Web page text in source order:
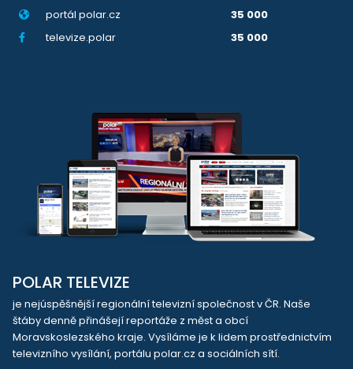
portál polar.cz
35 000
televize.polar
35 000
POLAR TELEVIZE
je nejúspěšnější regionální televizní společnost v ČR. Naše
štáby denně přinášejí reportáže z měst a obcí
Moravskoslezského kraje. Vysíláme je k lidem prostřednictvím
televizního vysílání, portálu polar.cz a sociálních sítí.